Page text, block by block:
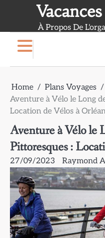
À Propos De
Home
Plans Voyages
Aventure à Vélo le Long
Location de Vélos à
Aventure à Vélo le
Pittoresques :
27/09/2023 Raymond